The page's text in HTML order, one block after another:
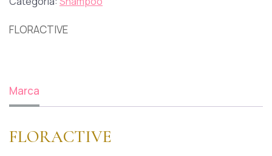
FLORACTIVE
Marca
FLORACTIVE